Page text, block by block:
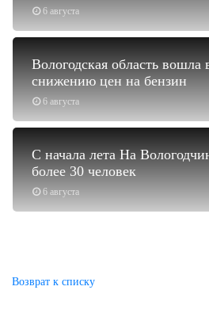
6 августа
6 августа
Вологодская область вошла
снижению цен на бензин
6 августа
С начала лета На
более 30 человек
Возврат к списку